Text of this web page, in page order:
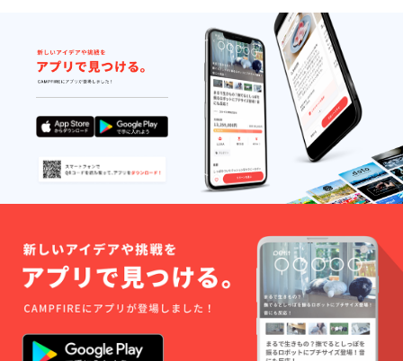
子一筋
にやっ
てまい
りまし
た梅寿
軒も ２
０１３
年６月
を持ち
まして
創業１
１０周
年を迎
える運
た。 日
本の四
季の
趣、茶
の心を
今に伝
える梅
寿軒の
和菓子
す。 ク
ラウド
ファン
ディン
グ終了
後 １
１/２～
１１/１
５まで
にお店
に来店
後お選
びいた
だけま
選びに
行けな
い方
は、当
日にあ
るモノ
の中よ
りお選
びくだ
ディン
グ終了
後 １
１/２～
１１/１
５まで
にお店
に来店
後お選
びいた
だけま
す。 前
もって
選びに
は、当
日にあ
るモノ
の中よ
りお選
びくだ
さい。
注＞ お
写真に
空間で
すよ。
そして
プロに
よる
フォト
スポッ
トでの
ロケー
ション
撮影
デー
ターも
共有
り自分
の好き
な写真
をダウ
ンロー
ドでき
ます。
イベン
ト当日